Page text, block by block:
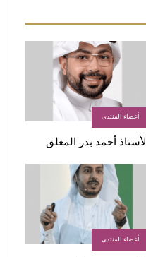
أعضاء المنتدى
الأستاذ أحمد بدر المغلق
أعضاء المنتدى